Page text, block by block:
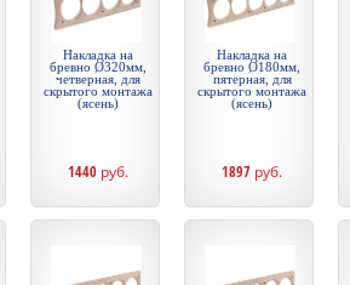
Накладка на
бревно Ø320мм,
четверная, для
скрытого монтажа
(ясень)
1440 руб.
Накладка на
бревно Ø180мм,
пятерная, для
скрытого монтажа
(ясень)
1897 руб.